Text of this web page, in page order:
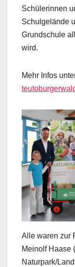
Schülerinnen
Schulgelände
Grundschule
wird.
Mehr Infos
Alle waren zur
Meinolf Haase
Naturpark/